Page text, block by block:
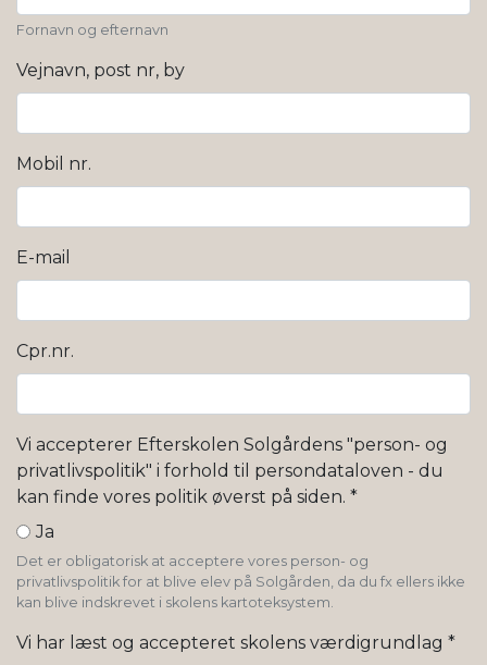
Fornavn og efternavn
Vejnavn, post nr, by
Mobil nr.
E-mail
Cpr.nr.
Vi accepterer Efterskolen Solgårdens "person- og
privatlivspolitik" i forhold til persondataloven - du
kan finde vores politik øverst på siden. *
Ja
Det er obligatorisk at acceptere vores person- og
privatlivspolitik for at blive elev på Solgården, da du fx ellers ikke
kan blive indskrevet i skolens kartoteksystem.
Vi har læst og accepteret skolens værdigrundlag *